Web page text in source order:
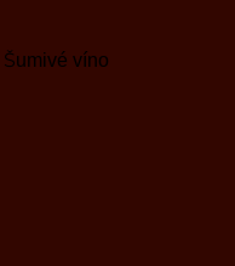
Šumivé víno